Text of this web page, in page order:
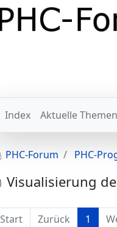
Index Aktuelle Themen
PHC-Forum PHC-
Visualisierung
Start Zurück 1